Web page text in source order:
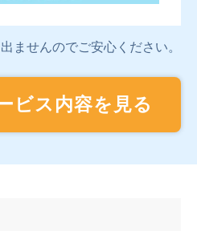
ませんのでご安心ください。
ビス内容を見る